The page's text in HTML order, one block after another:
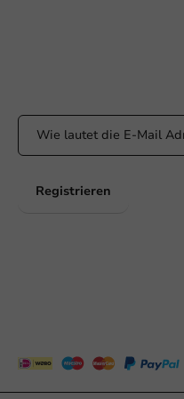
Registrieren